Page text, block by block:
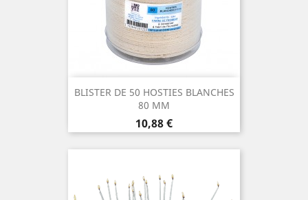
BLISTER DE 50 HOSTIES BLANCHES
80 MM
Prix
10,88 €